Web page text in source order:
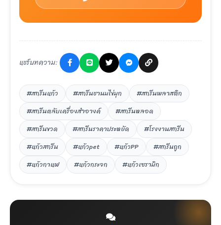
แชร์บทความ:
#สกรีนแก้ว #สกรีนชานมไข่มุก
#สกรีนพลาสติก
#สกรีนตลับเครื่องสำอางค์
#สกรีนหลอด
#สกรีนขวด
#สกรีนราคาประหยัด
#โรงงานสกรีน
#แก้วสกรีน
#แก้วpet #แก้วPP
#สกรีนถูก
#แก้วกาแฟ
#แก้วกระจก #แก้วเซรามิก